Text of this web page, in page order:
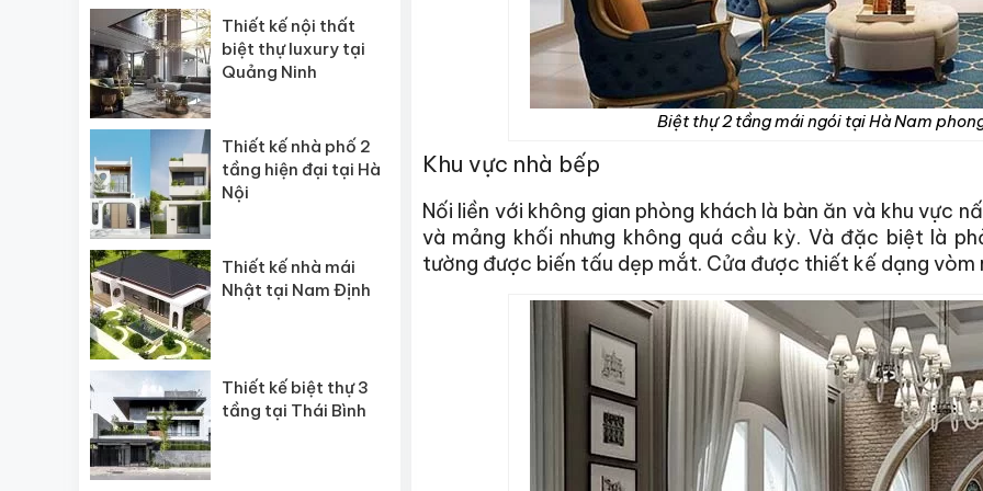
Biệt thự 2 tầng mái ngói tại Hà Nam
Khu vực nhà bếp
Nối liền với không gian phòng khách là bàn ăn và khu vực
và mảng khối nhưng không quá cầu kỳ. Và đặc biệt là
tường được biến tấu dẹp mắt. Cửa được thiết kế dạng vòm
Thiết kế nội thất
biệt thự luxury tại
Quảng Ninh
Thiết kế nhà phố 2
tầng hiện đại tại Hà
Nội
Thiết kế nhà mái
Nhật tại Nam Định
Thiết kế biệt thự 3
tầng tại Thái Bình